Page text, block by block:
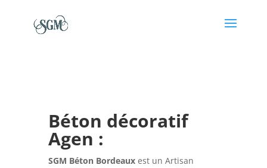
Béton décoratif
Agen :
SGM Béton Bordeaux est un Artisan